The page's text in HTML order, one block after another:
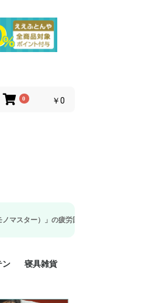
0 ￥0
回復・睡眠の向上特集に当社のリカバリー
ン
ーテンのサイズ
ーテン
・シアーカーテン
ディズニーカーテ
ムーミンカーテ
ピーナツカー
寝具雑貨
美容・化粧品
シルク寝具・雑貨
HURONテクノロジー リ
ソファカバー
ひざ掛け
パジャマ
クッション
玄関・フロアーマット
ペット用ベッド
インテリア
その他寝具雑貨